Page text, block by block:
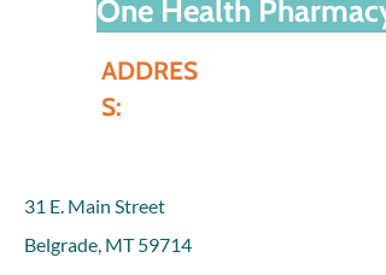
One Health
ADDRES
S:
31 E. Main Street
Belgrade, MT 59714